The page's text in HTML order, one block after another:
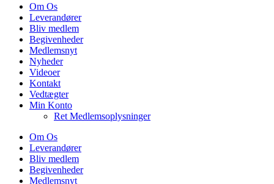
Om Os
Leverandører
Bliv medlem
Begivenheder
Medlemsnyt
Nyheder
Videoer
Kontakt
Vedtægter
Min Konto
Ret Medlemsoplysninger
Om Os
Leverandører
Bliv medlem
Begivenheder
Medlemsnyt